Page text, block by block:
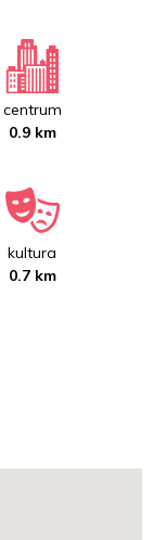
centrum
0.9 km
kultura
0.7 km